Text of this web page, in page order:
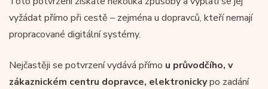
vyžádat přímo při cestě – zejména u dopravců, kteří nemají
propracované digitální systémy.
Nejčastěji se potvrzení vydává přímo u průvodčího, v
zákaznickém centru dopravce, elektronickypo zadání